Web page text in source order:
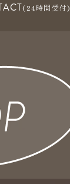
(24時間受付)